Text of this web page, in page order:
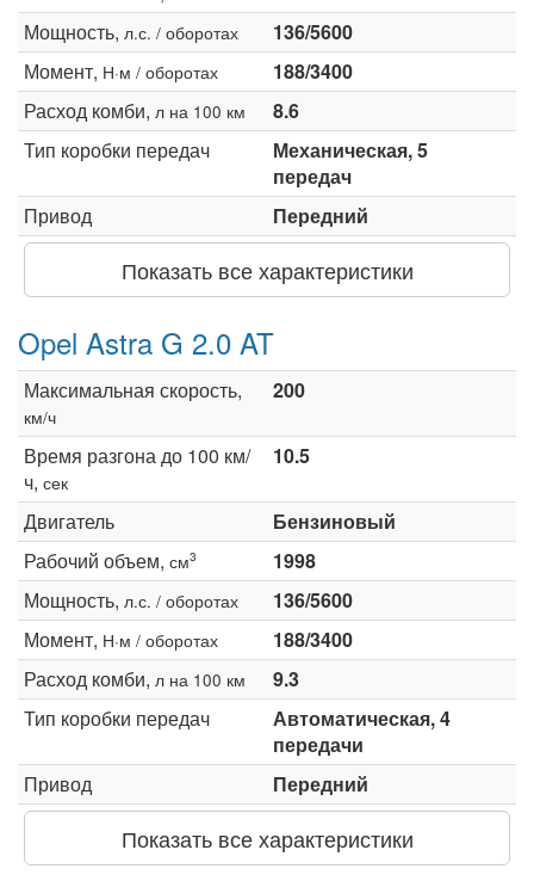
Мощность, л.с. / оборотах
136/5600
Момент, Н·м / оборотах
188/3400
Расход комби, л на 100 км
8.6
Тип коробки передач
Механическая, 5
передач
Привод
Передний
Показать все характеристики
Opel Astra G 2.0 AT
Максимальная скорость,
км/ч
200
Время разгона до 100 км/
ч, сек
10.5
Двигатель
Бензиновый
Рабочий объем, см3
1998
Мощность, л.с. / оборотах
136/5600
Момент, Н·м / оборотах
188/3400
Расход комби, л на 100 км
9.3
Тип коробки передач
Автоматическая, 4
передачи
Привод
Передний
Показать все характеристики